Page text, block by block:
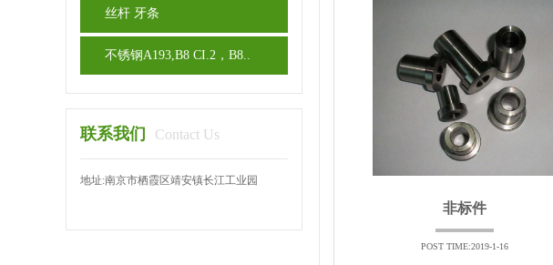
丝杆 牙条
不锈钢A193,B8 CI.2，B8..
联系我们 Contact Us
地址:南京市栖霞区靖安镇长江工业园
非标件
POST TIME:2019-1-16